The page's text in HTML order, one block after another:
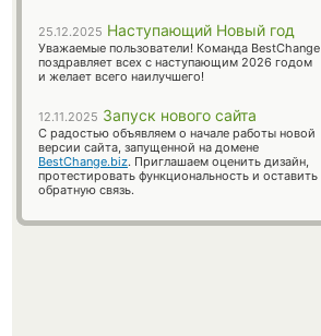
25.12.2025 Наступающий Новый год
Уважаемые пользователи! Команда BestChange
поздравляет всех с наступающим 2026 годом
и желает всего наилучшего!
12.11.2025 Запуск нового сайта
С радостью объявляем о начале работы новой
версии сайта, запущенной на домене
BestChange.biz. Приглашаем оценить дизайн,
протестировать функциональность и оставить
обратную связь.